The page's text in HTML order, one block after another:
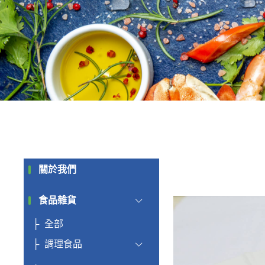
關於我們
食品雜貨
全部
調理食品